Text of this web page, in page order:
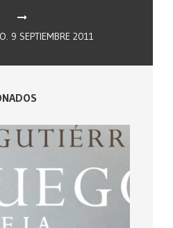
9 SEPTIEMBRE 2011